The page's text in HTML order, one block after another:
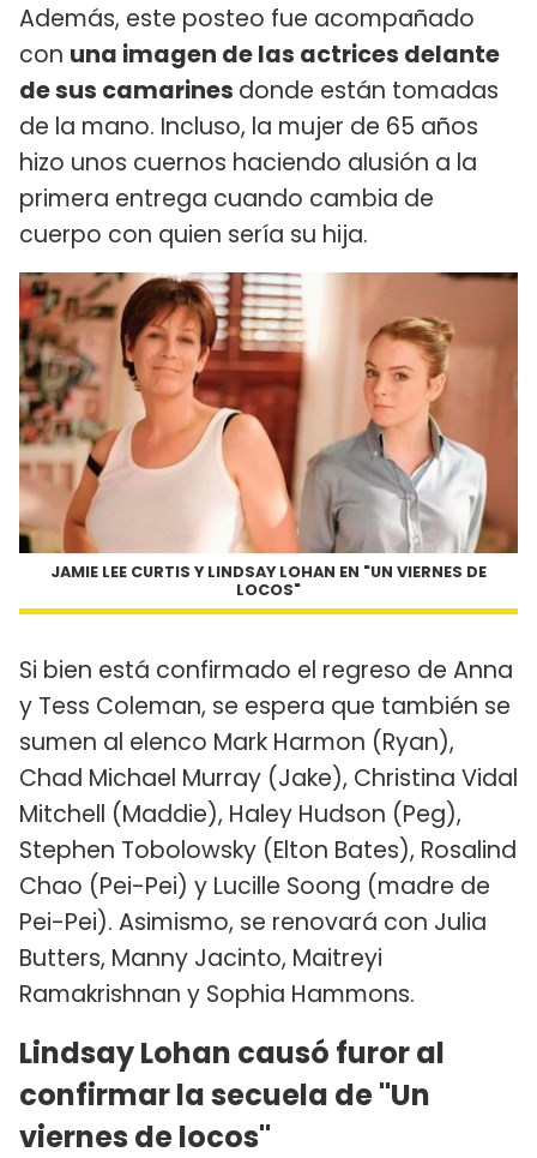
Además, este posteo fue acompañado
con una imagen de las actrices delante
de sus camarines donde están tomadas
de la mano. Incluso, la mujer de 65 años
hizo unos cuernos haciendo alusión a la
primera entrega cuando cambia de
cuerpo con quien sería su hija.
JAMIE LEE CURTIS Y LINDSAY LOHAN EN "UN VIERNES DE
LOCOS"
Si bien está confirmado el regreso de Anna
y Tess Coleman, se espera que también se
sumen al elenco Mark Harmon (Ryan),
Chad Michael Murray (Jake), Christina Vidal
Mitchell (Maddie), Haley Hudson (Peg),
Stephen Tobolowsky (Elton Bates), Rosalind
Chao (Pei-Pei) y Lucille Soong (madre de
Pei-Pei). Asimismo, se renovará con Julia
Butters, Manny Jacinto, Maitreyi
Ramakrishnan y Sophia Hammons.
Lindsay Lohan causó furor al
confirmar la secuela de "Un
viernes de locos"